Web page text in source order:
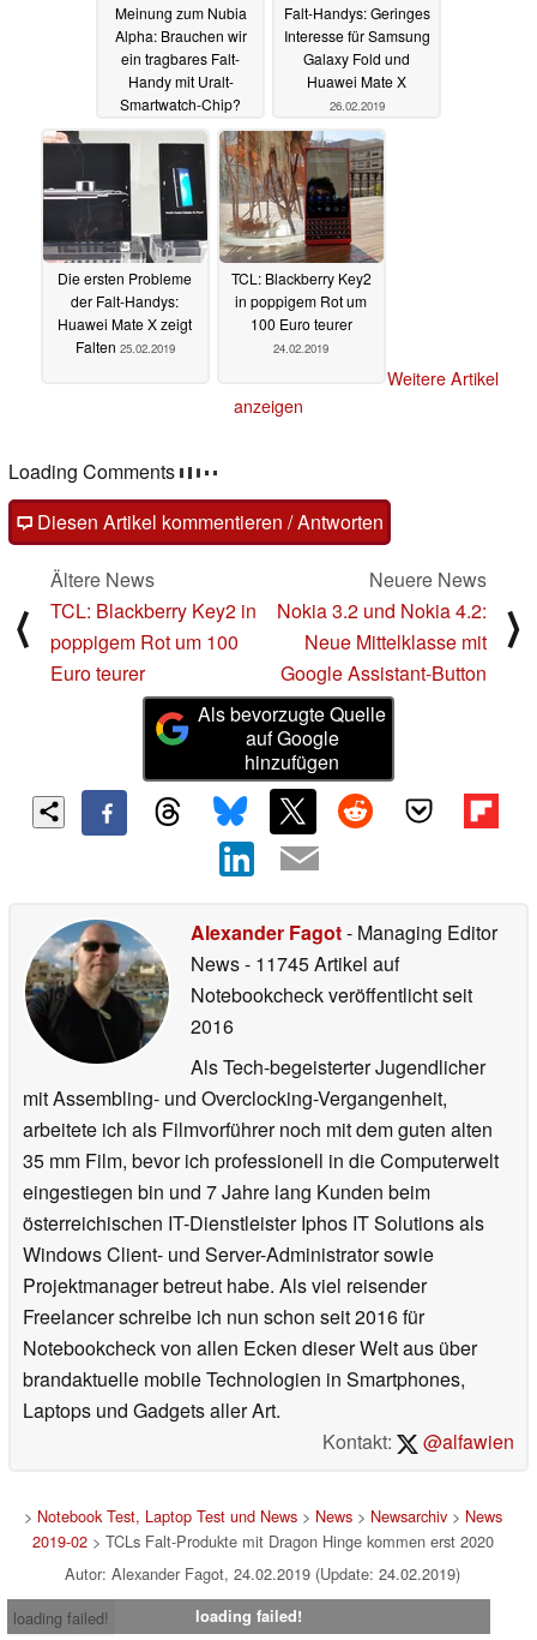
Meinung zum Nubia
Alpha: Brauchen wir
ein tragbares Falt-
Handy mit Uralt-
Smartwatch-Chip?
26.02.2019
Falt-Handys: Geringes
Interesse für Samsung
Galaxy Fold und
Huawei Mate X
26.02.2019
Die ersten Probleme
der Falt-Handys:
Huawei Mate X zeigt
Falten 25.02.2019
TCL: Blackberry Key2
in poppigem Rot um
100 Euro teurer
24.02.2019
Weitere Artikel
anzeigen
Loading Comments
Diesen Artikel kommentieren / Antworten
⟨
Ältere News
TCL: Blackberry Key2 in
poppigem Rot um 100
Euro teurer
Neuere News
Nokia 3.2 und Nokia 4.2:
Neue Mittelklasse mit
Google Assistant-Button
⟩
Als bevorzugte Quelle
auf Google
hinzufügen
Alexander Fagot- Managing Editor
News- 11745 Artikel auf
Notebookcheck veröffentlichtseit
2016
Als Tech-begeisterter Jugendlicher
mit Assembling- und Overclocking-Vergangenheit,
arbeitete ich als Filmvorführer noch mit dem guten alten
35 mm Film, bevor ich professionell in die Computerwelt
eingestiegen bin und 7 Jahre lang Kunden beim
österreichischen IT-Dienstleister Iphos IT Solutions als
Windows Client- und Server-Administrator sowie
Projektmanager betreut habe. Als viel reisender
Freelancer schreibe ich nun schon seit 2016 für
Notebookcheck von allen Ecken dieser Welt aus über
brandaktuelle mobile Technologien in Smartphones,
Laptops und Gadgets aller Art.
Kontakt:
@alfawien
> Notebook Test, Laptop Test und News> News> Newsarchiv> News
2019-02> TCLs Falt-Produkte mit Dragon Hinge kommen erst 2020
Autor: Alexander Fagot, 24.02.2019 (Update: 24.02.2019)
loading failed!
loading failed!